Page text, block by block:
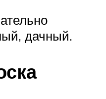
дачный.